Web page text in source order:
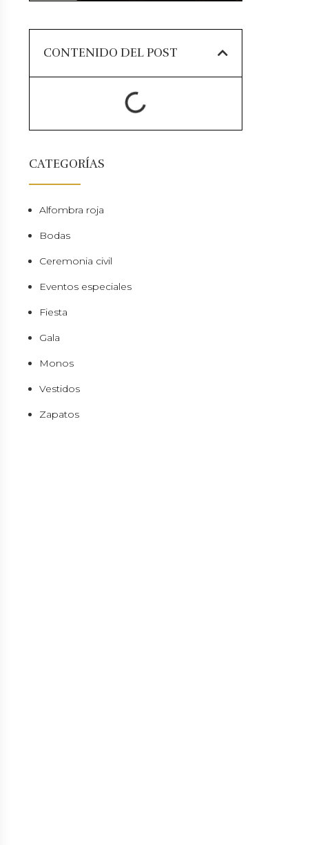
CONTENIDO DEL POST
CATEGORÍAS
Alfombra roja
Bodas
Ceremonia civil
Eventos especiales
Fiesta
Gala
Monos
Vestidos
Zapatos